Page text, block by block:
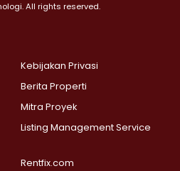
Selatan >
>
Selatan >
>
Agung >
>
All rights reserved.
Kebijakan Privasi
Berita Properti
Mitra Proyek
Listing Management Service
Rentfix.com